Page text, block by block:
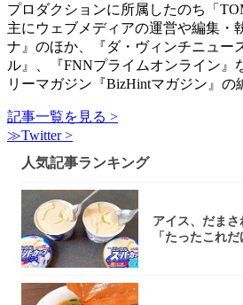
プロダクションに所属したのち「
主にウェブメディアの運営や編集・
ナ』のほか、『ダ・ヴィンチニュー
ル』、『FNNプライムオンライン』
リーマガジン『BizHintマガジン』の
記事一覧を見る >
≫Twitter >
人気記事ランキング
アイス、だま
「たったこれ